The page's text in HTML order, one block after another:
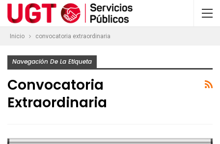
Inicio convocatoria extraordinaria
Navegación De La Etiqueta
Convocatoria
Extraordinaria